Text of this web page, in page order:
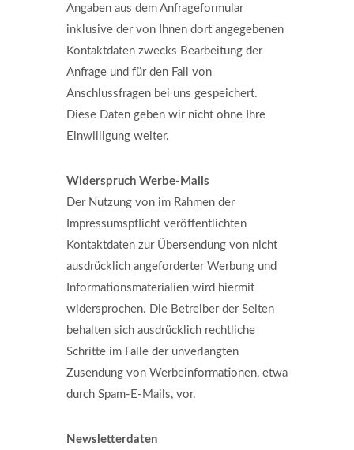
Angaben aus dem Anfrageformular
inklusive der von Ihnen dort angegebenen
Kontaktdaten zwecks Bearbeitung der
Anfrage und für den Fall von
Anschlussfragen bei uns gespeichert.
Diese Daten geben wir nicht ohne Ihre
Einwilligung weiter.
Widerspruch Werbe-Mails
Der Nutzung von im Rahmen der
Impressumspflicht veröffentlichten
Kontaktdaten zur Übersendung von nicht
ausdrücklich angeforderter Werbung und
Informationsmaterialien wird hiermit
widersprochen. Die Betreiber der Seiten
behalten sich ausdrücklich rechtliche
Schritte im Falle der unverlangten
Zusendung von Werbeinformationen, etwa
durch Spam-E-Mails, vor.
Newsletterdaten